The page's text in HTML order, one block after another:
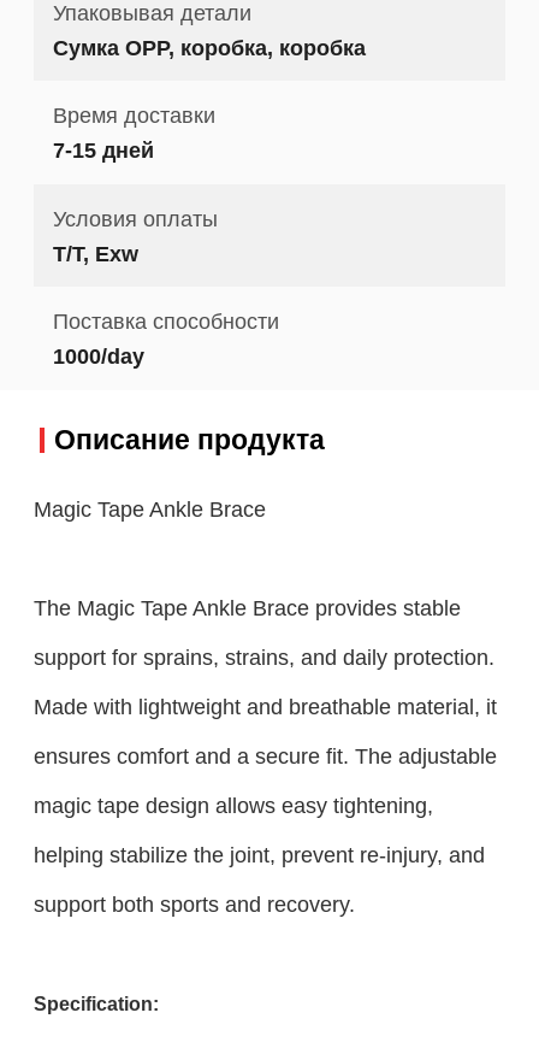
Упаковывая детали
Сумка OPP, коробка, коробка
Время доставки
7-15 дней
Условия оплаты
T/T, Exw
Поставка способности
1000/day
Описание продукта
Magic Tape Ankle Brace
The Magic Tape Ankle Brace provides stable
support for sprains, strains, and daily protection.
Made with lightweight and breathable material, it
ensures comfort and a secure fit. The adjustable
magic tape design allows easy tightening,
helping stabilize the joint, prevent re-injury, and
support both sports and recovery.
Specification: